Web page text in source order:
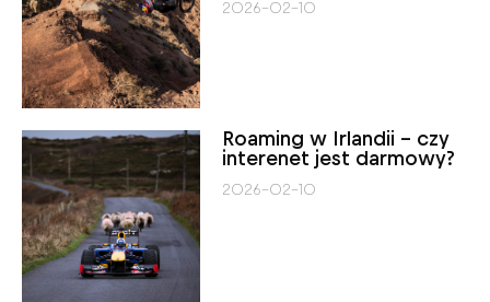
2026-02-10
Roaming w Irlandii – czy
interenet jest darmowy?
2026-02-10